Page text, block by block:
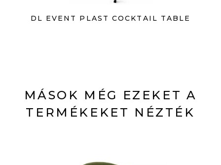
DL EVENT PLAST COCKTAIL TABLE
MÁSOK MÉG EZEKET A
TERMÉKEKET NÉZTÉK